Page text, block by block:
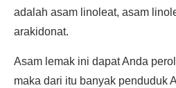
adalah asam linoleat, asam
arakidonat.
Asam lemak ini dapat Anda
maka dari itu banyak penduduk